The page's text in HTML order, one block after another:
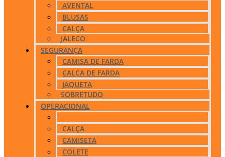
AVENTAL
BLUSAS
CALÇA
JALECO
SEGURANÇA
CAMISA DE FARDA
CALÇA DE FARDA
JAQUETA
SOBRETUDO
OPERACIONAL
CALÇA
CAMISETA
COLETE